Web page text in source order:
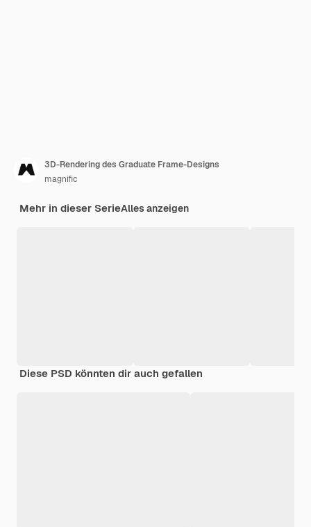
3D-Rendering des Graduate Frame-Designs
magnific
Mehr in dieser SerieAlles anzeigen
Diese PSD könnten dir auch gefallen